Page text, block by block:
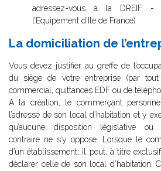
adressez-vous à la DREIF -
l’Equipement d’Ile de France)
La domiciliation de
Vous devez justifier au greffe de
du siège de votre entreprise (par
commercial, quittances EDF ou de
A la création, le commerçant
l’adresse de son local d’habitation et y
qu’aucune disposition législative ou
contraire ne s’y oppose. Lorsque le
d’un établissement, il peut, à titre exclusif
déclarer celle de son local d’habitation.